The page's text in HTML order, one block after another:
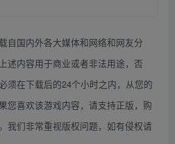
自国内外各大媒体和网络和网友分
述内容用于商业或者非法用途，否
须在下载后的24个小时之内，从您的
您喜欢该游戏内容，请支持正版，购
我们非常重视版权问题，如有侵权请